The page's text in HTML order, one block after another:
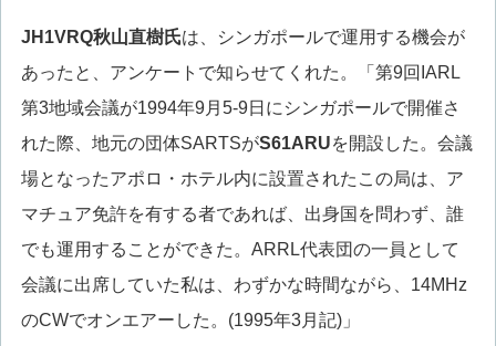
JH1VRQ秋山直樹氏は、シンガポールで運用する機会が
あったと、アンケートで知らせてくれた。「第9回IARL
第3地域会議が1994年9月5-9日にシンガポールで開催さ
れた際、地元の団体SARTSがS61ARUを開設した。会議
場となったアポロ・ホテル内に設置されたこの局は、ア
マチュア免許を有する者であれば、出身国を問わず、誰
でも運用することができた。ARRL代表団の一員として
会議に出席していた私は、わずかな時間ながら、14MHz
のCWでオンエアーした。(1995年3月記)」